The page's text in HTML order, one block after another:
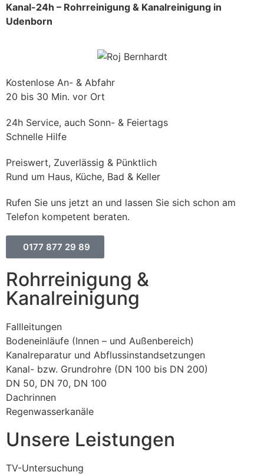
Kanal-24h – Rohrreinigung & Kanalreinigung in
Udenborn
Kostenlose An- & Abfahr
20 bis 30 Min. vor Ort
24h Service, auch Sonn- & Feiertags
Schnelle Hilfe
Preiswert, Zuverlässig & Pünktlich
Rund um Haus, Küche, Bad & Keller
Rufen Sie uns jetzt an und lassen Sie sich schon am
Telefon kompetent beraten.
0177 877 29 89
Rohrreinigung &
Kanalreinigung
Fallleitungen
Bodeneinläufe (Innen – und Außenbereich)
Kanalreparatur und Abflussinstandsetzungen
Kanal- bzw. Grundrohre (DN 100 bis DN 200)
DN 50, DN 70, DN 100
Dachrinnen
Regenwasserkanäle
Unsere Leistungen
TV-Untersuchung